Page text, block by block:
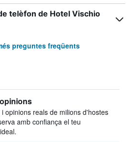
telèfon de Hotel Vischio
preguntes freqüents
i opinions reals de milions d'hostes
amb confiança el teu